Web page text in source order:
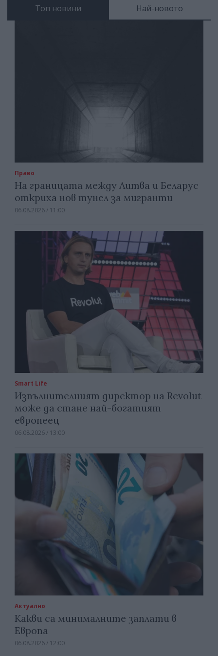
Топ новини Най-новото
Право
На границата между Литва и Беларус
откриха нов тунел за мигранти
06.08.2026 / 11:00
Smart Life
Изпълнителният директор на Revolut
може да стане най-богатият
европеец
06.08.2026 / 13:00
Актуално
Какви са минималните заплати в
Европа
06.08.2026 / 12:00